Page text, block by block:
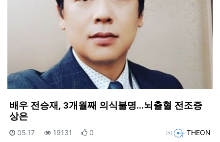
배우 전승재, 3개월째 의식불명...뇌출혈 전조증
상은
등록자THEON
등록일
05.17 조회
19131 추천
0